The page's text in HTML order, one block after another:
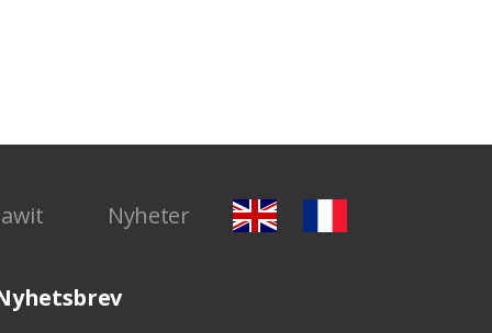
Nyheter